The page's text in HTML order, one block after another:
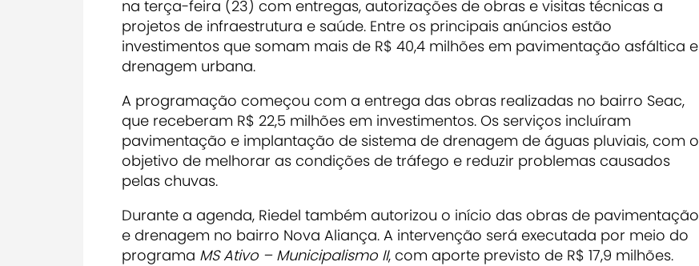
na terça-feira (23) com entregas, autorizações de obras e visitas técnicas a
projetos de infraestrutura e saúde. Entre os principais anúncios estão
investimentos que somam mais de R$ 40,4 milhões em pavimentação asfáltica e
drenagem urbana.
A programação começou com a entrega das obras realizadas no bairro Seac,
que receberam R$ 22,5 milhões em investimentos. Os serviços incluíram
pavimentação e implantação de sistema de drenagem de águas pluviais, com o
objetivo de melhorar as condições de tráfego e reduzir problemas causados
pelas chuvas.
Durante a agenda, Riedel também autorizou o início das obras de pavimentação
e drenagem no bairro Nova Aliança. A intervenção será executada por meio do
programa MS Ativo – Municipalismo II, com aporte previsto de R$ 17,9 milhões.